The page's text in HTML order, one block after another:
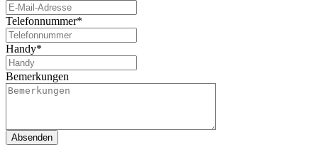
Telefonnummer*
Handy*
Bemerkungen
Absenden